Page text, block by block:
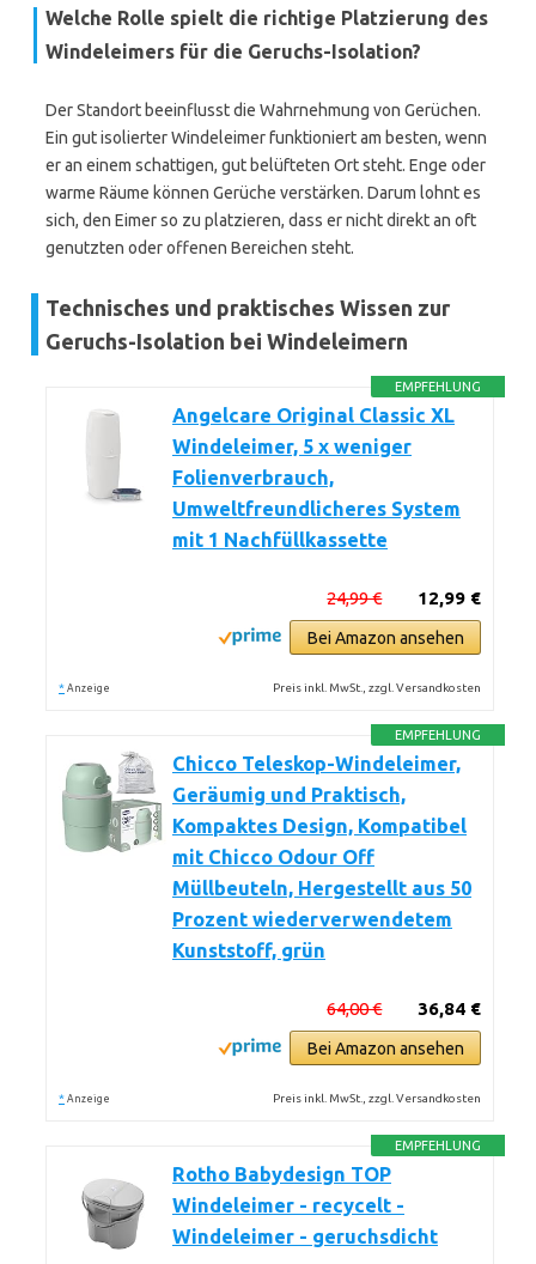
Welche Rolle spielt die richtige Platzierung des
Windeleimers für die Geruchs-Isolation?
Der Standort beeinflusst die Wahrnehmung von Gerüchen.
Ein gut isolierter Windeleimer funktioniert am besten, wenn
er an einem schattigen, gut belüfteten Ort steht. Enge oder
warme Räume können Gerüche verstärken. Darum lohnt es
sich, den Eimer so zu platzieren, dass er nicht direkt an oft
genutzten oder offenen Bereichen steht.
Technisches und praktisches Wissen zur
Geruchs-Isolation bei Windeleimern
EMPFEHLUNG
Angelcare Original Classic XL
Windeleimer, 5 x weniger
Folienverbrauch,
Umweltfreundlicheres System
mit 1 Nachfüllkassette
12,99 €
24,99 €
Bei Amazon ansehen
* Anzeige Preis inkl. MwSt., zzgl. Versandkosten
EMPFEHLUNG
Chicco Teleskop-Windeleimer,
Geräumig und Praktisch,
Kompaktes Design, Kompatibel
mit Chicco Odour Off
Müllbeuteln, Hergestellt aus 50
Prozent wiederverwendetem
Kunststoff, grün
36,84 €
64,00 €
Bei Amazon ansehen
* Anzeige Preis inkl. MwSt., zzgl. Versandkosten
EMPFEHLUNG
Rotho Babydesign TOP
Windeleimer - recycelt -
Windeleimer - geruchsdicht